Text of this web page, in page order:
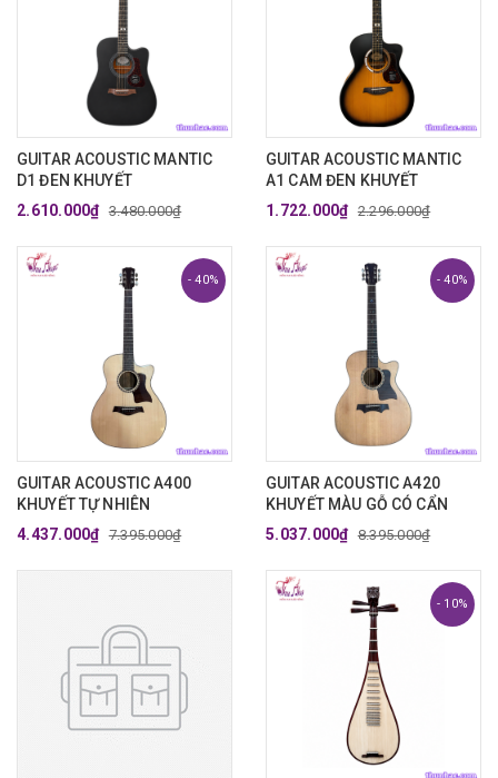
GUITAR ACOUSTIC MANTIC
D1 ĐEN KHUYẾT
2.610.000₫ 3.480.000₫
GUITAR ACOUSTIC MANTIC
A1 CAM ĐEN KHUYẾT
1.722.000₫ 2.296.000₫
- 40%
GUITAR ACOUSTIC A400
KHUYẾT TỰ NHIÊN
4.437.000₫ 7.395.000₫
- 40%
GUITAR ACOUSTIC A420
KHUYẾT MÀU GỖ CÓ CẨN
5.037.000₫ 8.395.000₫
- 10%